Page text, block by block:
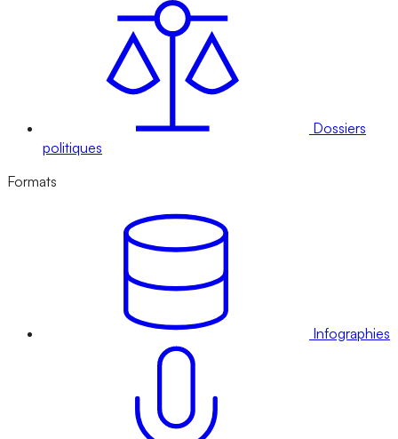
Dossiers
politiques
Formats
Infographies